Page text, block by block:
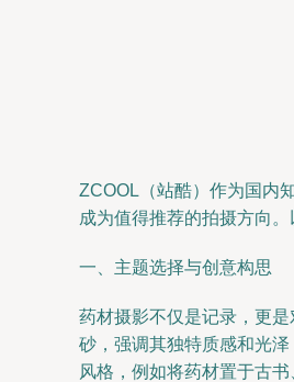
ZCOOL（站酷）作为国内
成为值得推荐的拍摄方向
一、主题选择与创意构思
药材摄影不仅是记录，更
砂，强调其独特质感和光泽
风格，例如将药材置于古